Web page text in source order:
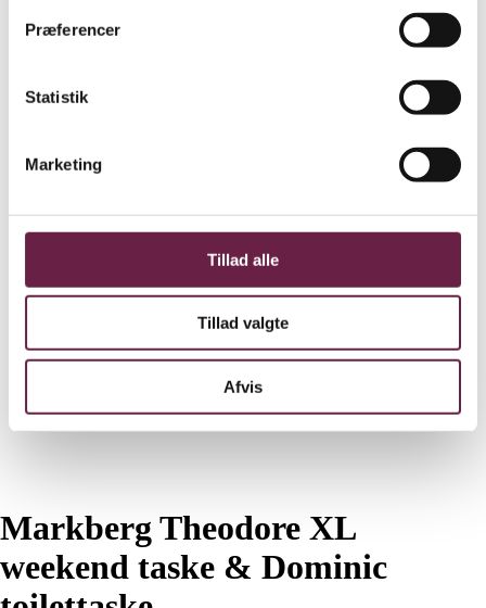
Præferencer
Statistik
Marketing
Tillad alle
Tillad valgte
Afvis
Markberg Theodore XL
weekend taske & Dominic